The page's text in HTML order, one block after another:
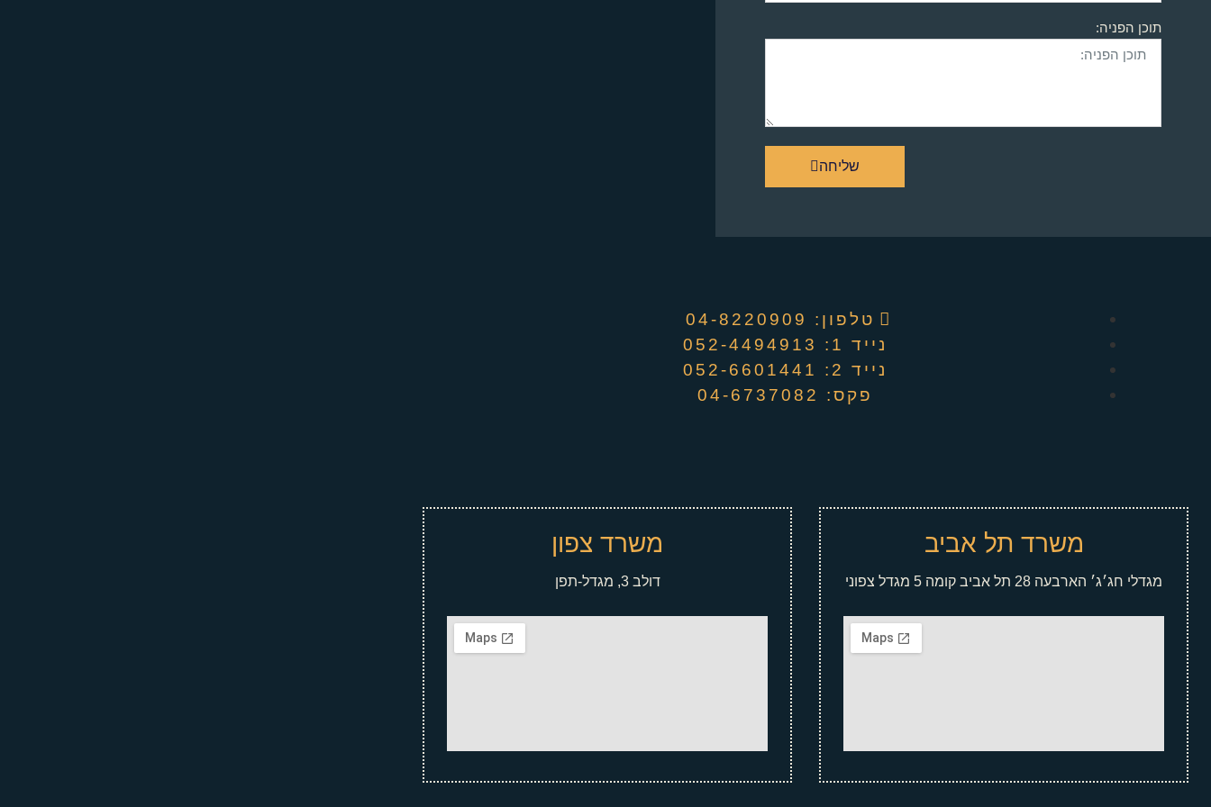
תוכן הפניה:
שליחה
טלפון: ‭04-8220909‬
נייד 1: 052-4494913
נייד 2: 052-6601441
פקס: 04-6737082
משרד תל אביב
מגדלי חג׳ג׳ הארבעה 28 תל אביב קומה 5 מגדל צפוני
משרד צפון
דולב 3, מגדל-תפן